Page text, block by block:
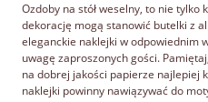
Ozdoby na stół weselny, to nie tylko
dekorację mogą stanowić butelki z
eleganckie naklejki w odpowiednim
uwagę zaproszonych gości.
na dobrej jakości papierze najlepiej
naklejki powinny nawiązywać do